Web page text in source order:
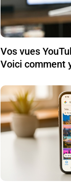
Vos vues
Voici comment